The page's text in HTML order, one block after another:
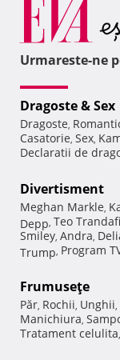
Urmareste-ne
Dragoste & Sex
Dragoste,
Casatorie, Sex,
Declaratii de
Divertisment
Meghan Markle,
Depp, Teo
Smiley, Andra,
Trump, Program
Frumuseţe
Păr, Rochii, Unghii,
Manichiura,
Tratament celulita,